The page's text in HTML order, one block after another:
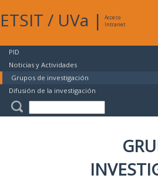
ETSIT / UVa |
Acceso
Intranet
PID
Noticias y Actividades
Grupos de investigación
Difusión de la investigación